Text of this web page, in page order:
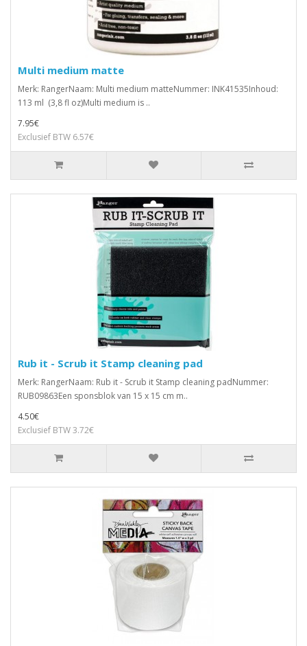
Multi medium matte
Merk: RangerNaam: Multi medium matteNummer: INK41535Inhoud:
113 ml (3,8 fl oz)Multi medium is ..
7.95€
Exclusief BTW 6.57€
Rub it - Scrub it Stamp cleaning pad
Merk: RangerNaam: Rub it - Scrub it Stamp cleaning padNummer:
RUB09863Een sponsblok van 15 x 15 cm m..
4.50€
Exclusief BTW 3.72€